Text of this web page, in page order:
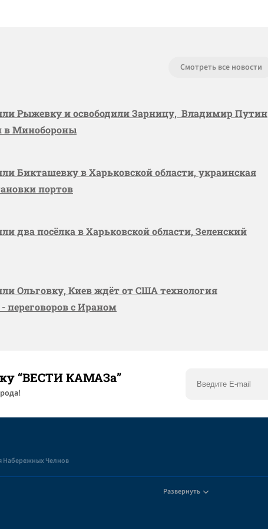
Смотреть все новости
Рыжевку и освободили Зарницу, Владимир Путин
в Минобороны
Бикташевку в Харьковской области, украинская
портов
два посёлка в Харьковской области, Зеленский
Ольговку, Киев ждёт от США технология
переговоров с Ираном
“ВЕСТИ КАМАЗа”
Набережных Челнов
Развернуть